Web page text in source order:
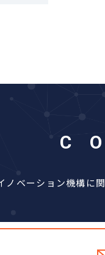
ノベーション機構に